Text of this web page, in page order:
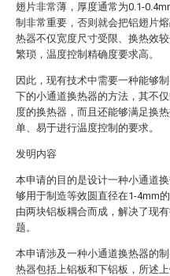
翅片非常薄，厚度通常为0.1-
制非常重要，否则就会把铝翅片
热器不仅宽度尺寸受限、换热效
繁琐，温度控制精确度要求高。
因此，现有技术中需要一种能够
下的小通道换热器的方法，其不
度的换热器，而且还能够满足换
单、易于进行温度控制的要求。
发明内容
本申请的目的是设计一种小通道
够用于制造等效圆直径在1-4mm
由两块铝板耦合而成，解决了现
题。
本申请涉及一种小通道换热器的
热器包括上铝板和下铝板，所述